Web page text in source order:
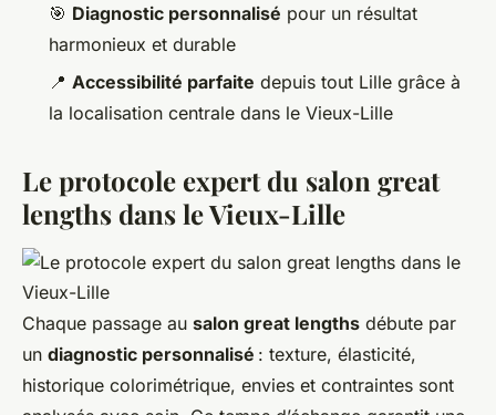
🎯 Diagnostic personnalisé pour un résultat
harmonieux et durable
📍 Accessibilité parfaite depuis tout Lille grâce à
la localisation centrale dans le Vieux-Lille
Le protocole expert du salon great
lengths dans le Vieux-Lille
Chaque passage au salon great lengths débute par
un diagnostic personnalisé : texture, élasticité,
historique colorimétrique, envies et contraintes sont